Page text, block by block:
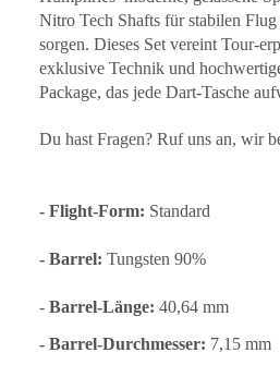
Nitro Tech Shafts für stabilen Flug
sorgen. Dieses Set vereint
exklusive Technik und
Package, das jede Dart-Tasche
Du hast Fragen? Ruf uns an, wir
- Flight-Form: Standard
- Barrel: Tungsten 90%
- Barrel-Länge: 40,64 mm
- Barrel-Durchmesser: 7,15 mm